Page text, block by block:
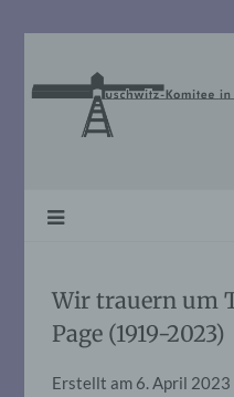
Wir trauern um
Page (1919-2023)
Erstellt am 6. April 2023